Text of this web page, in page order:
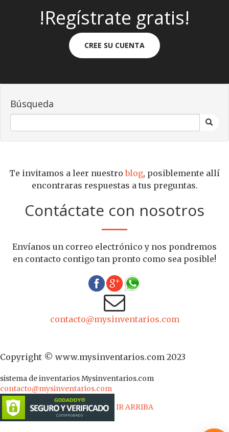
!Regístrate gratis!
CREE SU CUENTA
Búsqueda
Te invitamos a leer nuestroblog, posiblemente allí
encontraras respuestas a tus preguntas.
Contáctate con nosotros
Envíanos un correo electrónico y nos pondremos
en contacto contigo tan pronto como sea posible!
contacto@mysinventarios.com
Copyright © www.mysinventarios.com 2023
sistema de inventariosMysinventarios.com
contacto@mysinventarios.com
IR ARRIBA